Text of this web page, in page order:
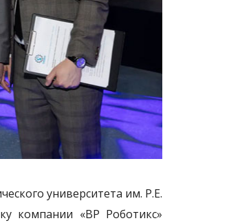
университета им. Р.Е.
компании «ВР Роботикс»